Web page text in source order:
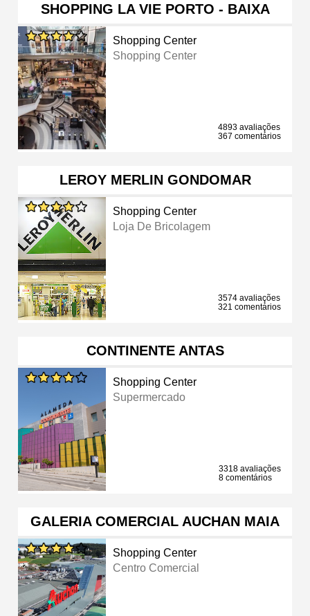
SHOPPING LA VIE PORTO - BAIXA
Shopping Center
Shopping Center
4893 avaliações
367 comentários
LEROY MERLIN GONDOMAR
Shopping Center
Loja De Bricolagem
3574 avaliações
321 comentários
CONTINENTE ANTAS
Shopping Center
Supermercado
3318 avaliações
8 comentários
GALERIA COMERCIAL AUCHAN MAIA
Shopping Center
Centro Comercial